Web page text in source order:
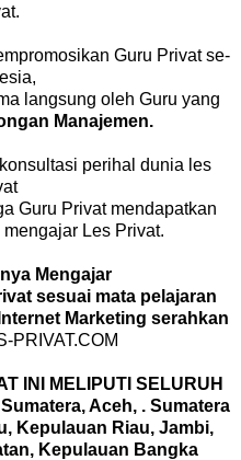
Guru Privat se-
langsung oleh Guru yang
Manajemen.
perihal dunia les
Guru Privat mendapatkan
Les Privat.
Mengajar
sesuai mata pelajaran
Marketing serahkan
PRIVAT.COM
INI MELIPUTI SELURUH
Sumatera, Aceh, . Sumatera
Kepulauan Riau, Jambi,
Kepulauan Bangka